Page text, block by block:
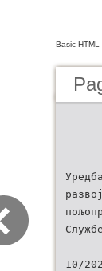
Basic HTML
10/